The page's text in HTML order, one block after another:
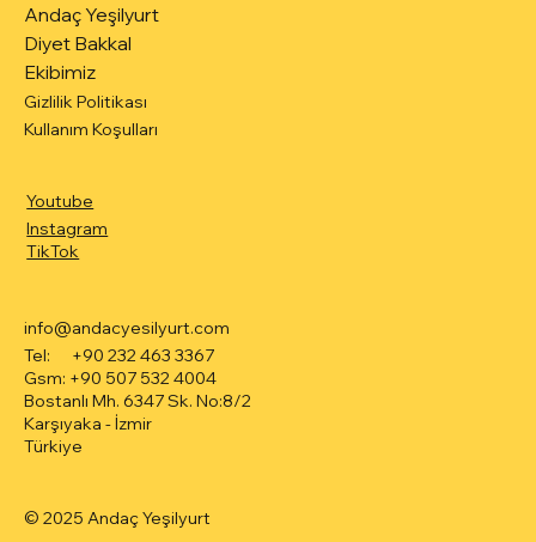
Andaç Yeşilyurt
Diyet Bakkal
Ekibimiz
Gizlilik Politikası
Kullanım Koşulları
Tel: +90 232 463 3367
Gsm: +90 507 532 4004
info@andacyesilyurt.com
Bostanlı Mh. 6347 Sk. No:8/2
Karşıyaka - İzmir
Türkiye
Youtube
Instagram
TikTok
© 2025 Andaç Yeşilyurt